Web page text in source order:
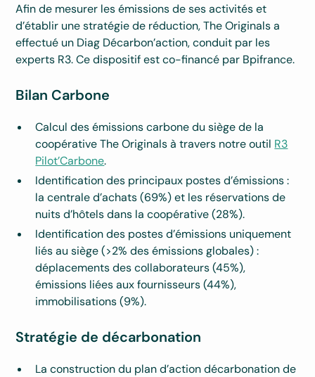
Afin de mesurer les émissions de ses activités et
d’établir une stratégie de réduction, The Originals a
effectué un Diag Décarbon’action, conduit par les
experts R3. Ce dispositif est co-financé par Bpifrance.
Bilan Carbone
Calcul des émissions carbone du siège de la
coopérative The Originals à travers notre outil R3
Pilot’Carbone.
Identification des principaux postes d’émissions :
la centrale d’achats (69%) et les réservations de
nuits d’hôtels dans la coopérative (28%).
Identification des postes d’émissions uniquement
liés au siège (>2% des émissions globales) :
déplacements des collaborateurs (45%),
émissions liées aux fournisseurs (44%),
immobilisations (9%).
Stratégie de décarbonation
La construction du plan d’action décarbonation de